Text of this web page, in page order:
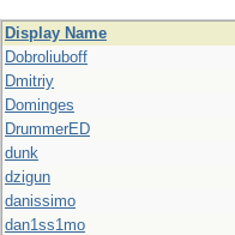
Display Name
Dobroliuboff
Dmitriy
Dominges
DrummerED
dunk
dzigun
danissimo
dan1ss1mo